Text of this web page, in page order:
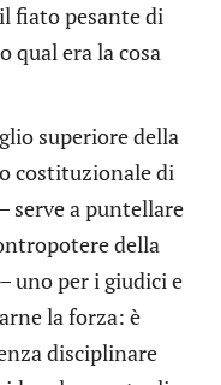
fiato pesante di
qual era la cosa
superiore della
costituzionale di
serve a puntellare
della
uno per i giudici e
la forza: è
disciplinare